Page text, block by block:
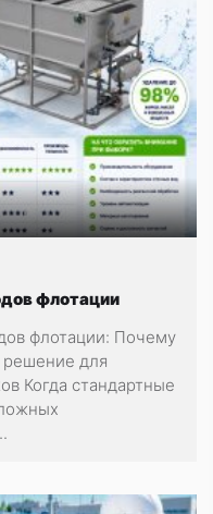
флотации
флотации: Почему
для
Когда стандартные